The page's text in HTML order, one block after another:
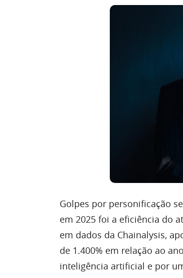
Golpes por personificação
em 2025 foi a eficiência do
em dados da Chainalysis,
de 1.400% em relação ao
inteligência artificial e por